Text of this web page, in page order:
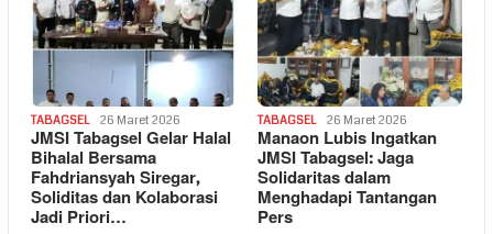
TABAGSEL 26 Maret 2026
JMSI Tabagsel Gelar Halal
Bihalal Bersama
Fahdriansyah Siregar,
Soliditas dan Kolaborasi
Jadi Priori…
TABAGSEL 26 Maret 2026
Manaon Lubis Ingatkan
JMSI Tabagsel: Jaga
Solidaritas dalam
Menghadapi Tantangan
Pers